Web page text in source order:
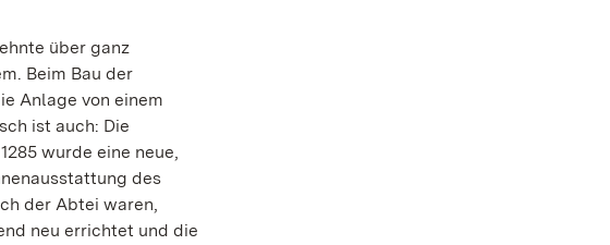
über ganz
Beim Bau der
Anlage von einem
ist auch: Die
wurde eine neue,
des
der Abtei waren,
neu errichtet und die